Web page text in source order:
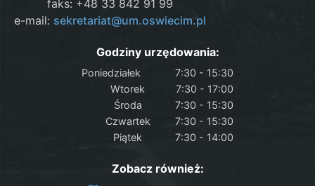
faks: +48 33 842 91 99
e-mail: sekretariat@um.oswiecim.pl
Godziny urzędowania:
Poniedziałek
7:30 - 15:30
Wtorek
7:30 - 17:00
Środa
7:30 - 15:30
Czwartek
7:30 - 15:30
Piątek
7:30 - 14:00
Zobacz również: